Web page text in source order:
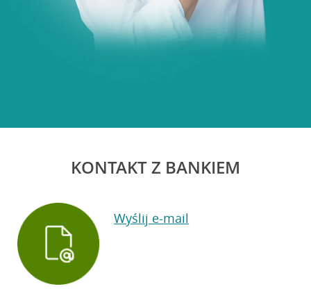
KONTAKT Z BANKIEM
Wyślij e-mail